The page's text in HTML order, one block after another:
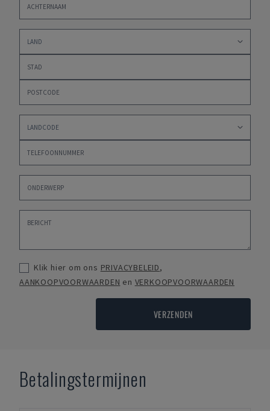
Klik hier om ons PRIVACYBELEID,
AANKOOPVOORWAARDEN en VERKOOPVOORWAARDEN
VERZENDEN
Betalingstermijnen